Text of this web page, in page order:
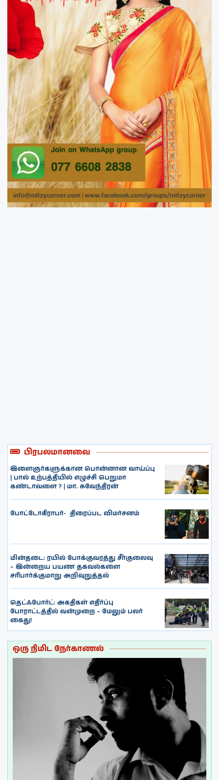
பிரபலமானவை
இளைஞர்களுக்கான பொன்னான வாய்ப்பு
| பால் உற்பத்தியில் எழுச்சி பெறுமா
கண்டாவளை ? | மா. சுவேந்திரன்
போட்டோகிராபர்- ‌ திரைப்பட விமர்சனம்
மின்தடை: ரயில் போக்குவரத்து சீர்குலைவு
– இன்றைய பயண தகவல்களை
சரிபார்க்குமாறு அறிவுறுத்தல்
தெட்ஃபோர்ட்: அகதிகள் எதிர்ப்பு
போராட்டத்தில் வன்முறை – மேலும் பலர்
கைது!
ஒரு நிமிட நேர்காணல்